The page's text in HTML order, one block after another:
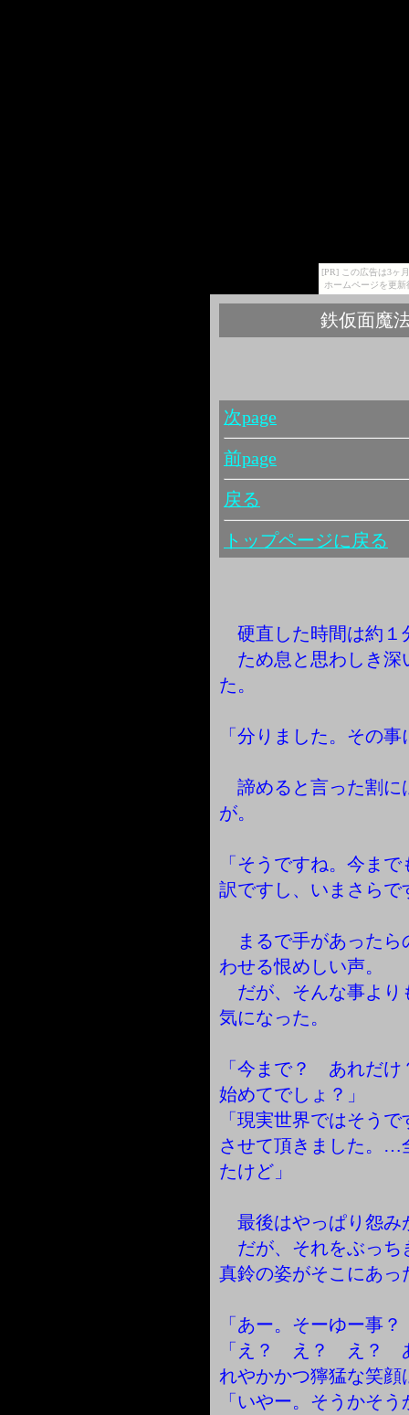
[PR] この広告は3ヶ
ホームページを更
鉄仮面魔
次page
前page
戻る
トップページに戻る
硬直した時間は約１
ため息と思わしき深
た。
「分りました。その
諦めると言った割に
が。
「そうですね。今ま
訳ですし、いまさらで
まるで手があったら
わせる恨めしい声。
だが、そんな事より
気になった。
「今まで？ あれだ
始めてでしょ？」
「現実世界ではそう
させて頂きました。…
たけど」
最後はやっぱり怨み
だが、それをぶっち
真鈴の姿がそこにあっ
「あー。そーゆー事
「え？ え？ え？
れやかかつ獰猛な笑顔
「いやー。そうかそ